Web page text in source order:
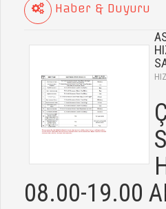
Haber & Duyuru
08.00-19.00